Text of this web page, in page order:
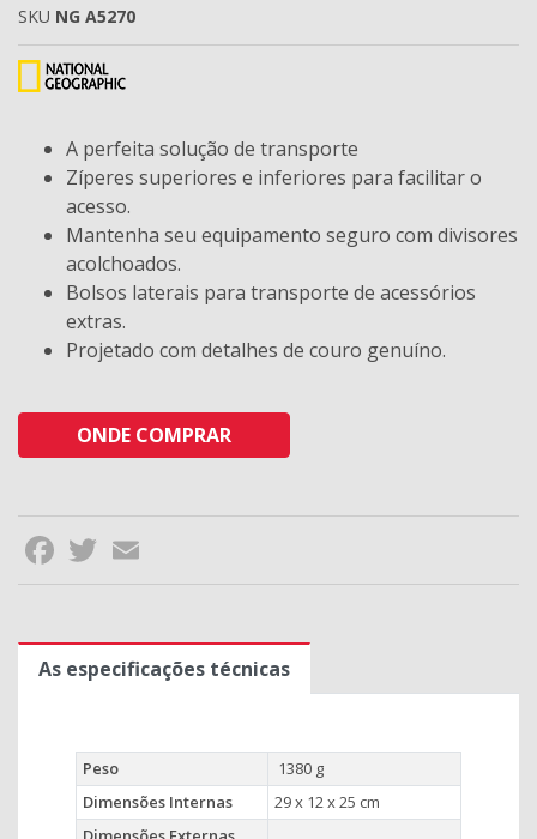
SKU NG A5270
A perfeita solução de transporte
Zíperes superiores e inferiores para facilitar o
acesso.
Mantenha seu equipamento seguro com divisores
acolchoados.
Bolsos laterais para transporte de acessórios
extras.
Projetado com detalhes de couro genuíno.
ONDE COMPRAR
Facebook
Twitter
As especificações técnicas
Peso
1380 g
Dimensões Internas
29 x 12 x 25 cm